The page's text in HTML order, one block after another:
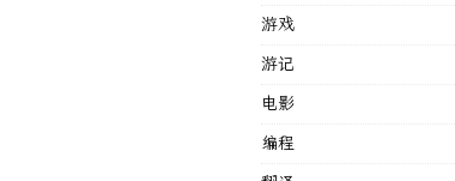
游戏
游记
电影
编程